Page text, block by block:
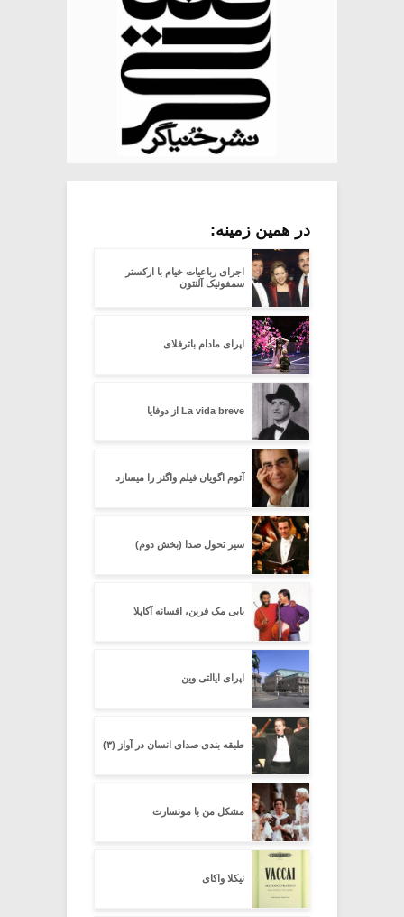
در همین زمینه:
اجرای رباعیات خیام با ارکستر
سمفونیک آلنتون
اپرای مادام باترفلای
La vida breve از دوفایا
آتوم اگویان فیلم واگنر را میسازد
سیر تحول صدا (بخش دوم)
بابی مک فرین، افسانه آکاپلا
اپرای ایالتی وین
طبقه بندی صدای انسان در آواز (۳)
مشکل من با موتسارت
نیکلا واکای